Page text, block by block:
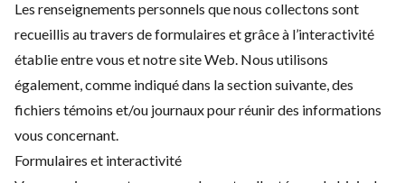
Les renseignements personnels que nous collectons sont
recueillis au travers de formulaires et grâce à l’interactivité
établie entre vous et notre site Web. Nous utilisons
également, comme indiqué dans la section suivante, des
fichiers témoins et/ou journaux pour réunir des informations
vous concernant.
Formulaires et interactivité